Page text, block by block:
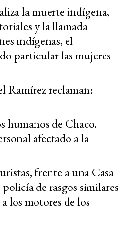
la muerte indígena,
y la llamada
indígenas, el
particular las mujeres
Ramírez reclaman:
humanos de Chaco.
afectado a la
frente a una Casa
de rasgos similares
los motores de los